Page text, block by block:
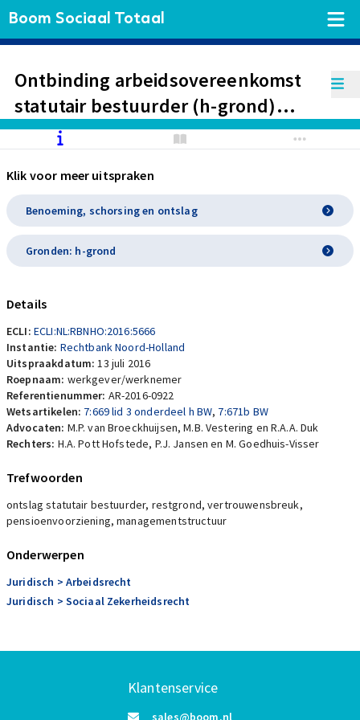
Boom Sociaal Totaal
Ontbinding arbeidsovereenkomst
statutair bestuurder (h-grond)
wegens onoverbrugbaar verschil
van inzicht over de ondernemings-
en managementstructuur.
Nakoming contractuele bepaling
over pensioenvoorziening.
Klik voor meer uitspraken
Benoeming, schorsing en ontslag
Gronden: h-grond
Details
ECLI: ECLI:NL:RBNHO:2016:5666
Instantie: Rechtbank Noord-Holland
Uitspraakdatum:13 juli 2016
Roepnaam: werkgever/werknemer
Referentienummer: AR-2016-0922
Wetsartikelen: 7:669 lid 3 onderdeel h BW, 7:671b BW
Advocaten: M.P. van Broeckhuijsen, M.B. Vestering en R.A.A. Duk
Rechters: H.A. Pott Hofstede, P.J. Jansen en M. Goedhuis-Visser
Trefwoorden
ontslag statutair bestuurder, restgrond, vertrouwensbreuk,
pensioenvoorziening, managementstructuur
Onderwerpen
Juridisch > Arbeidsrecht
Juridisch > Sociaal Zekerheidsrecht
Klantenservice
sales@boom.nl